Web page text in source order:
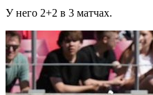
У него 2+2 в 3 матчах.